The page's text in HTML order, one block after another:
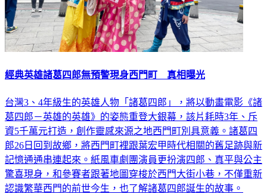
經典英雄諸葛四郎無預警現身西門町 真相曝光
台灣3、4年級生的英雄人物「諸葛四郎」，將以動畫電影《諸
葛四郎－英雄的英雄》的姿態重登大銀幕，該片耗時3年、斥
資5千萬元打造，創作靈感來源之地西門町別具意義。諸葛四
郎26日回到故鄉，將西門町裡跟葉宏甲時代相關的舊足跡與新
記憶通通串連起來。紙風車劇團演員更扮演四郎、真平與公主
驚喜現身，和參賽者跟著地圖穿梭於西門大街小巷，不僅重新
認識繁華西門的前世今生，也了解諸葛四郎誕生的故事。